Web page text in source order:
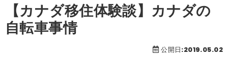
【カナダ移住体験談】カナダの
自転車事情
公開日:2019.05.02